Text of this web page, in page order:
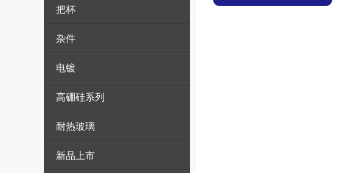
把杯
杂件
电镀
高硼硅系列
耐热玻璃
新品上市